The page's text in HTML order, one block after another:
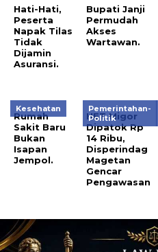
Hati-Hati,
Peserta
Napak Tilas
Tidak
Dijamin
Asuransi.
Bupati Janji
Permudah
Akses
Wartawan.
Kesehatan
Rumah
Sakit Baru
Bukan
Isapan
Jempol.
Pemerintahan-
Politik
HET Migor
Dipatok Rp
14 Ribu,
Disperindag
Magetan
Gencar
Pengawasan